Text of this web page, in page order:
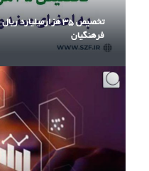
تخصیص ۳۵
فرهنگیان